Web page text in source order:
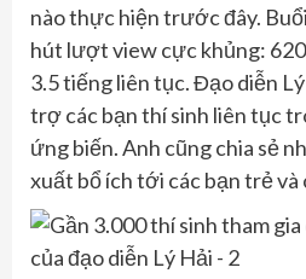
nào thực hiện trước đây.
hút lượt view cực khủng:
3.5 tiếng liên tục. Đạo diễn
trợ các bạn thí sinh liên tục
ứng biến. Anh cũng chia sẻ
xuất bổ ích tới các bạn trẻ và